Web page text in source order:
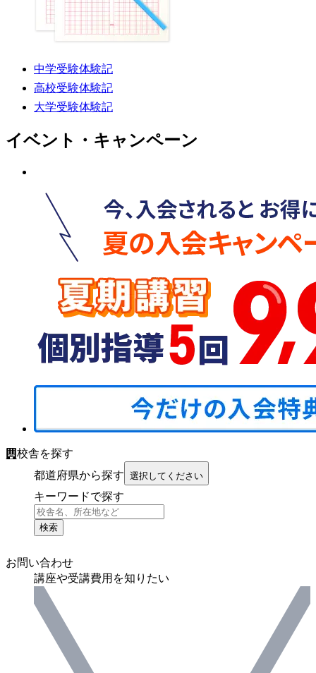
中学受験体験記
高校受験体験記
大学受験体験記
イベント・キャンペーン
校舎を探す
都道府県から探す 選択してください
キーワードで探す
検索
お問い合わせ
講座や受講費用を知りたい